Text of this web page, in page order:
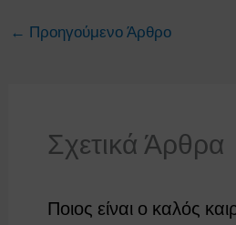
← Προηγούμενο Άρθρο
Σχετικά Άρθρα
Ποιος είναι ο καλός